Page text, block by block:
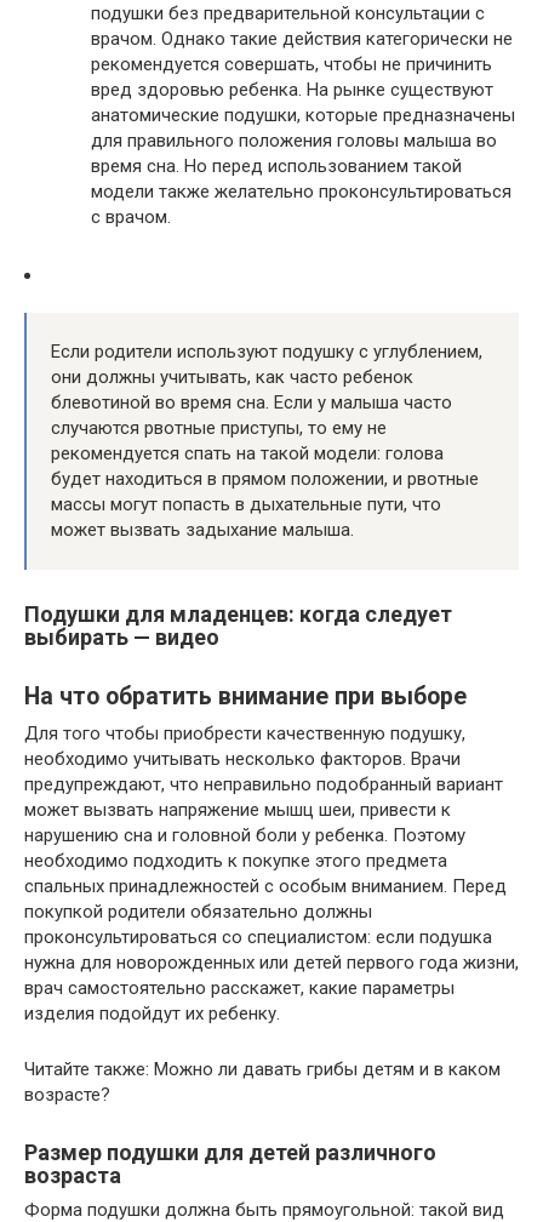
подушки без предварительной консультации с
врачом. Однако такие действия категорически не
рекомендуется совершать, чтобы не причинить
вред здоровью ребенка. На рынке существуют
анатомические подушки, которые предназначены
для правильного положения головы малыша во
время сна. Но перед использованием такой
модели также желательно проконсультироваться
с врачом.
Если родители используют подушку с углублением,
они должны учитывать, как часто ребенок
блевотиной во время сна. Если у малыша часто
случаются рвотные приступы, то ему не
рекомендуется спать на такой модели: голова
будет находиться в прямом положении, и рвотные
массы могут попасть в дыхательные пути, что
может вызвать задыхание малыша.
Подушки для младенцев: когда следует
выбирать — видео
На что обратить внимание при выборе
Для того чтобы приобрести качественную подушку,
необходимо учитывать несколько факторов. Врачи
предупреждают, что неправильно подобранный вариант
может вызвать напряжение мышц шеи, привести к
нарушению сна и головной боли у ребенка. Поэтому
необходимо подходить к покупке этого предмета
спальных принадлежностей с особым вниманием. Перед
покупкой родители обязательно должны
проконсультироваться со специалистом: если подушка
нужна для новорожденных или детей первого года жизни,
врач самостоятельно расскажет, какие параметры
изделия подойдут их ребенку.
Читайте также: Можно ли давать грибы детям и в каком
возрасте?
Размер подушки для детей различного
возраста
Форма подушки должна быть прямоугольной: такой вид